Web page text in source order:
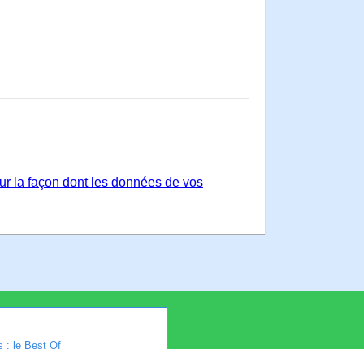
la façon dont les données de vos
: le Best Of